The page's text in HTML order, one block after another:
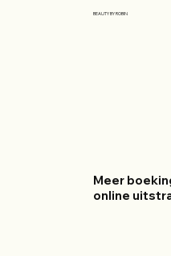
BEAUTY BY ROBIN
Meer
online